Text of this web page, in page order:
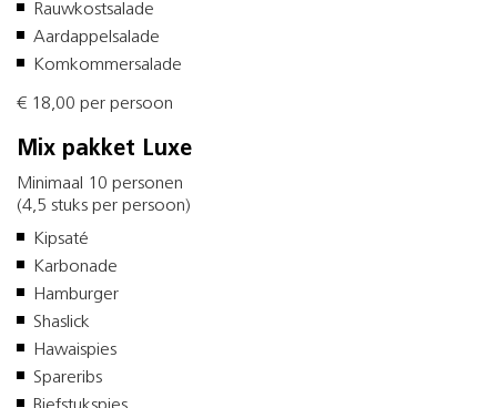
Rauwkostsalade
Aardappelsalade
Komkommersalade
€ 18,00 per persoon
Mix pakket Luxe
Minimaal 10 personen
(4,5 stuks per persoon)
Kipsaté
Karbonade
Hamburger
Shaslick
Hawaispies
Spareribs